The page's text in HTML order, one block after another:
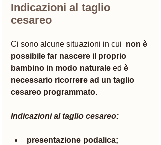
Indicazioni al taglio
cesareo
Ci sono alcune situazioni in cui non è
possibile far nascere il proprio
bambino in modo naturale ed è
necessario ricorrere ad un taglio
cesareo programmato.
Indicazioni al taglio cesareo:
presentazione podalica;